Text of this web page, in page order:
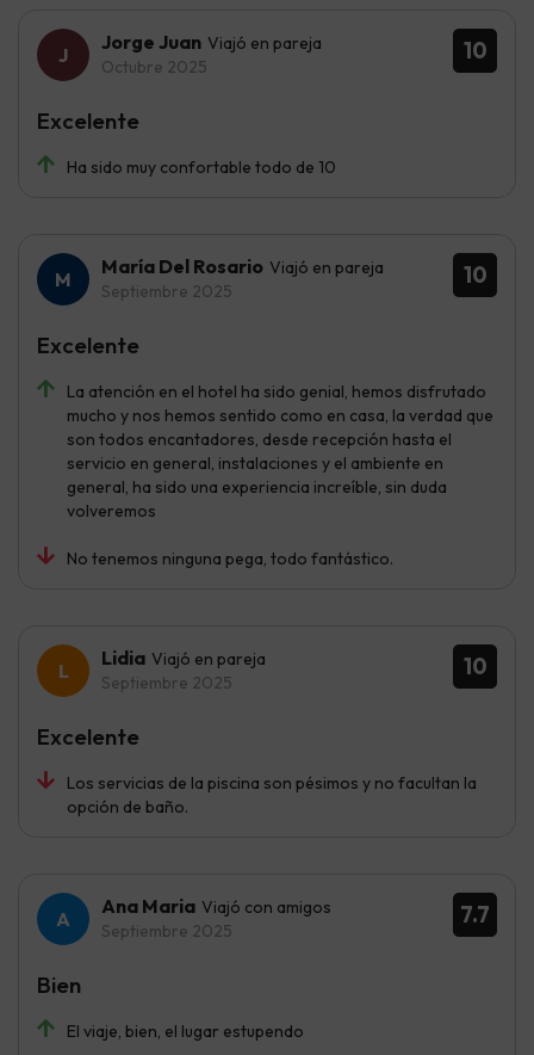
10
Jorge Juan Viajó en pareja
Octubre 2025
Ha sido muy confortable todo de 10
Excelente
10
María Del Rosario Viajó en pareja
Septiembre 2025
La atención en el hotel ha sido genial, hemos disfrutado
mucho y nos hemos sentido como en casa, la verdad que
son todos encantadores, desde recepción hasta el
servicio en general, instalaciones y el ambiente en
general, ha sido una experiencia increíble, sin duda
volveremos
No tenemos ninguna pega, todo fantástico.
Excelente
10
Lidia Viajó en pareja
Septiembre 2025
Los servicias de la piscina son pésimos y no facultan la
opción de baño.
Excelente
7.7
Ana Maria Viajó con amigos
Septiembre 2025
El viaje, bien, el lugar estupendo
Bien